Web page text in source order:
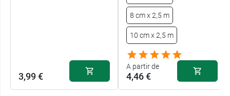
3,99 €
8 cm x 2,5 m
10 cm x 2,5 m
A partir de
4,46 €